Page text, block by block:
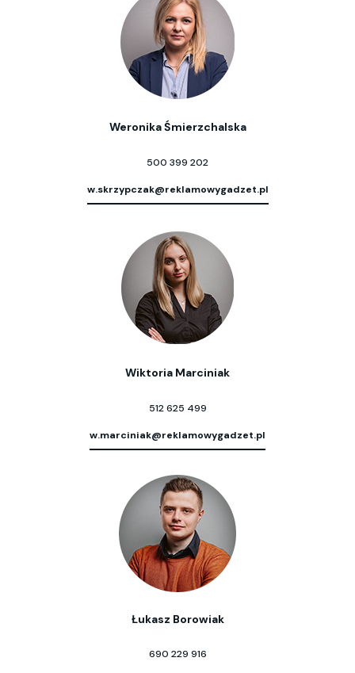
Weronika Śmierzchalska
500 399 202
w.skrzypczak@reklamowygadzet.pl
Wiktoria Marciniak
512 625 499
w.marciniak@reklamowygadzet.pl
Łukasz Borowiak
690 229 916